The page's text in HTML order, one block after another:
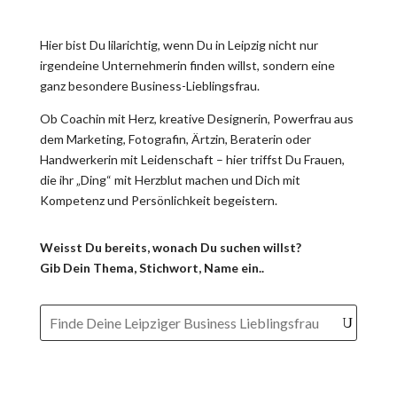
Hier bist Du lilarichtig, wenn Du in Leipzig nicht nur
irgendeine Unternehmerin finden willst, sondern eine
ganz besondere Business-Lieblingsfrau.
Ob Coachin mit Herz, kreative Designerin, Powerfrau aus
dem Marketing, Fotografin, Ärtzin, Beraterin oder
Handwerkerin mit Leidenschaft – hier triffst Du Frauen,
die ihr „Ding“ mit Herzblut machen und Dich mit
Kompetenz und Persönlichkeit begeistern.
Weisst Du bereits, wonach Du suchen willst?
Gib Dein Thema, Stichwort, Name ein..